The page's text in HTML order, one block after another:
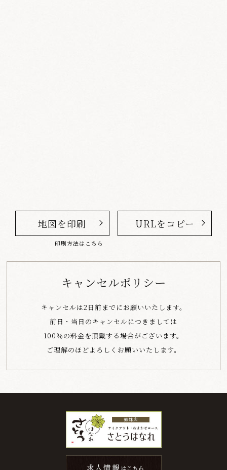
地図を印刷
印刷方法はこちら
URLをコピー
キャンセルポリシー
キャンセルは2日前までにお願いいたします。
前日・当日のキャンセルにつきましては
100％の料金を頂戴する場合がございます。
ご理解のほどよろしくお願いいたします。